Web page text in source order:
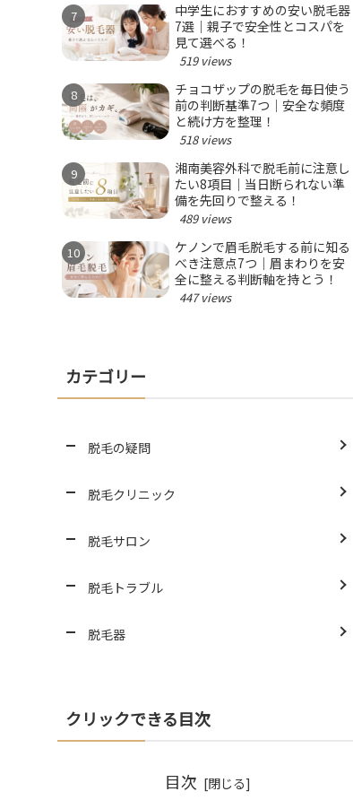
中学生におすすめの安い脱毛器
7選｜親子で安全性とコスパを
見て選べる！
519 views
チョコザップの脱毛を毎日使う
前の判断基準7つ｜安全な頻度
と続け方を整理！
518 views
湘南美容外科で脱毛前に注意し
たい8項目｜当日断られない準
備を先回りで整える！
489 views
ケノンで眉毛脱毛する前に知る
べき注意点7つ｜眉まわりを安
全に整える判断軸を持とう！
447 views
カテゴリー
脱毛の疑問
脱毛クリニック
脱毛サロン
脱毛トラブル
脱毛器
クリックできる目次
目次